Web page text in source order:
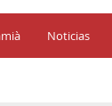
Noticias